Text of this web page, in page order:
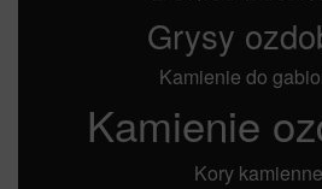
Grysy
Kamienie do
Kamienie
Kory kamienne